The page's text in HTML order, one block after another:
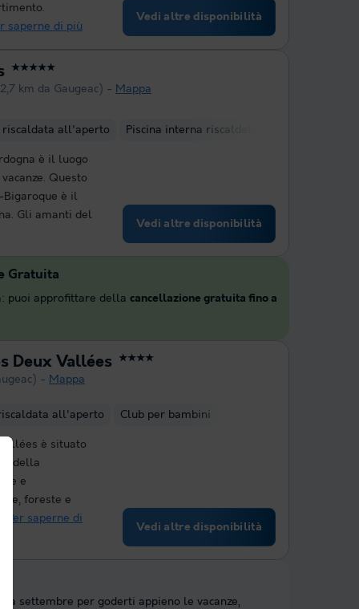
saperne di più
Vedi altre disponibilità
★★★★★
km da Gaugeac) Mappa
riscaldata all'aperto Piscina interna riscaldata
è il luogo
Questo
Bigaroque è il
Gli amanti del
Vedi altre disponibilità
Deux Vallées ★★★★
Mappa
all'aperto Club per bambini
è situato
della
e
foreste e
Per saperne di
Vedi altre disponibilità
Gratuita
puoi approfittare della cancellazione gratuita fino a
a settembre per goderti appieno le vacanze,